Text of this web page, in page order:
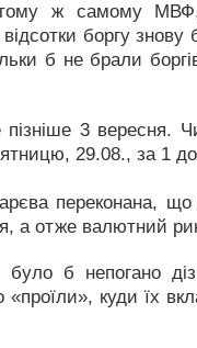
ж самому
боргу знову
б не брали
пізніше 3 вересня.
29.08., за 1
переконана,
а отже валютний
б непогано
куди їх